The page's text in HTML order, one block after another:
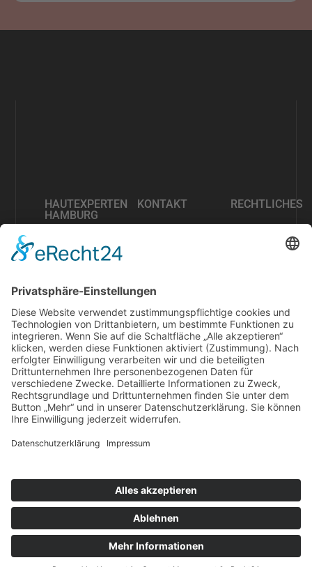
HAUTEXPERTEN
HAMBURG
KONTAKT
Landstraße
31, 22111
Hamburg
040
7338484
RECHTLICHES